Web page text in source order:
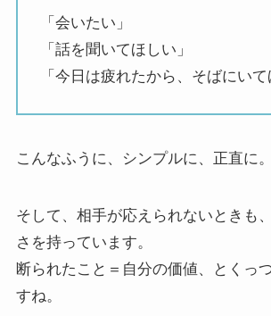
「会いたい」
「話を聞いてほしい」
「今日は疲れたから、そばにいて
こんなふうに、シンプルに、正直に。
そして、相手が応えられないときも
さを持っています。
断られたこと＝自分の価値、とくっ
すね。